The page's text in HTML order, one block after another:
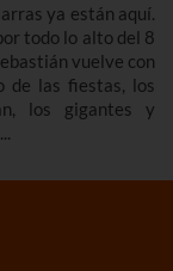
ya están aquí.
todo lo alto del 8
vuelve con
de las fiestas, los
los gigantes y